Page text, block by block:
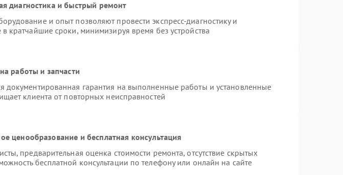
диагностика и быстрый ремонт
и опыт позволяют провести экспресс-диагностику и
в кратчайшие сроки, минимизируя время без устройства
работы и запчасти
документированная гарантия на выполненные работы и установленные
клиента от повторных неисправностей
ценообразование и бесплатная консультация
предварительная оценка стоимости ремонта, отсутствие скрытых
бесплатной консультации по телефону или онлайн на сайте